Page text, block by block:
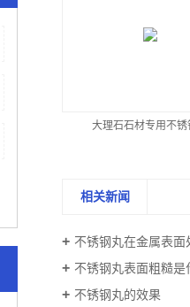
大理石石材专用不锈
相关新闻
不锈钢丸在金属表面
不锈钢丸表面粗糙是
不锈钢丸的效果